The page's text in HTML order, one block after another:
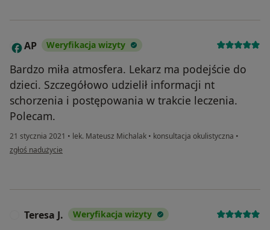
A AP Weryfikacja wizyty
Bardzo miła atmosfera. Lekarz ma podejście do
dzieci. Szczegółowo udzielił informacji nt
schorzenia i postępowania w trakcie leczenia.
Polecam.
21 stycznia 2021 • lek. Mateusz Michalak • konsultacja okulistyczna •
w opinii użytkownika AP
zgłoś nadużycie
Teresa J. Weryfikacja wizyty